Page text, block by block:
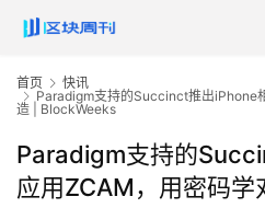
首页
快讯
Paradigm支持的Succinct推出iPhone
造 | BlockWeeks
Paradigm支持的
应用ZCAM，用密码学